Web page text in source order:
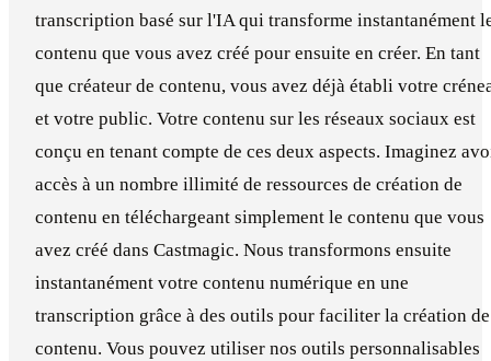
transcription basé sur l'IA qui transforme instantanément
contenu que vous avez créé pour ensuite en créer. En tant
que créateur de contenu, vous avez déjà établi votre
et votre public. Votre contenu sur les réseaux sociaux est
conçu en tenant compte de ces deux aspects. Imaginez
accès à un nombre illimité de ressources de création de
contenu en téléchargeant simplement le contenu que vous
avez créé dans Castmagic. Nous transformons ensuite
instantanément votre contenu numérique en une
transcription grâce à des outils pour faciliter la création de
contenu. Vous pouvez utiliser nos outils personnalisables